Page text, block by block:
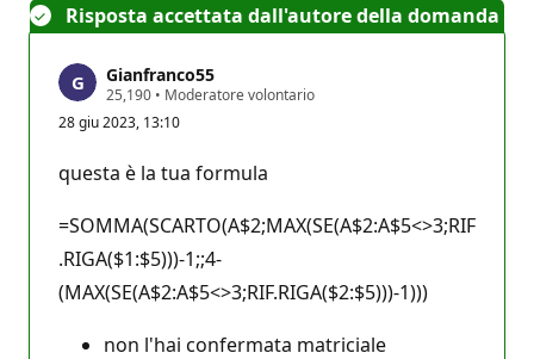
Risposta accettata dall'autore della domanda
Gianfranco55
25,190 P
n
d
r
e
p
u
t
a
i
• Moderatore volontario
28 giu 2023, 13:10
questa è la tua formula
=SOMMA(SCARTO(A$2;MAX(SE(A$2:A$5<>3;RIF
.RIGA($1:$5)))-1;;4-
(MAX(SE(A$2:A$5<>3;RIF.RIGA($2:$5)))-1)))
non l'hai confermata matriciale